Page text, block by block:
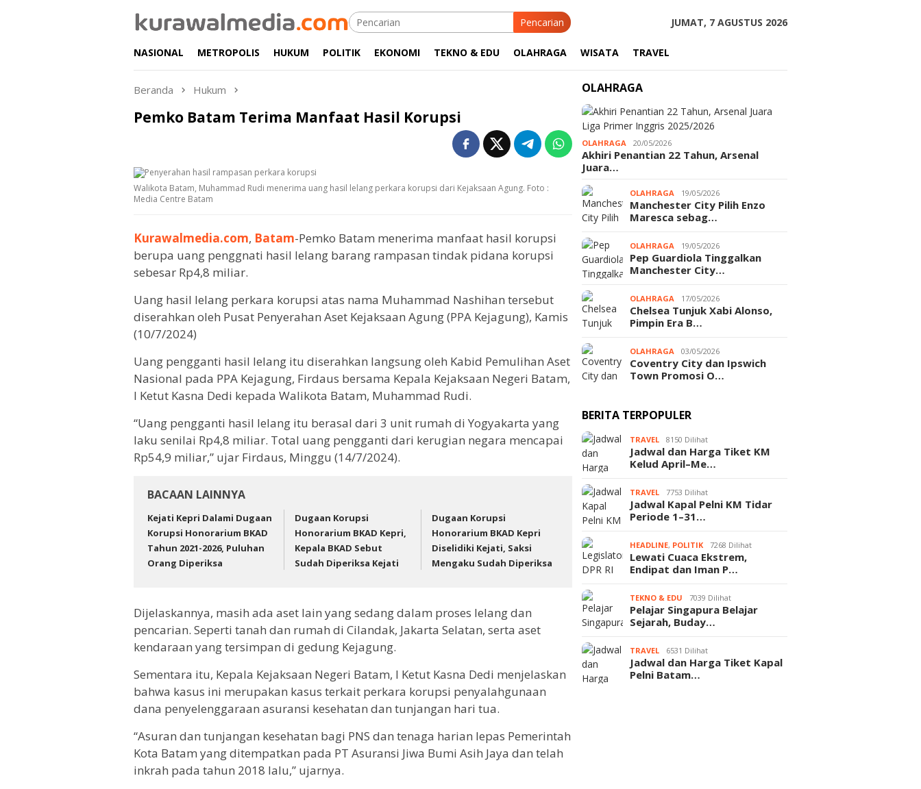
Pencarian JUMAT, 7 AGUSTUS 2026
NASIONAL METROPOLIS HUKUM POLITIK EKONOMI TEKNO & EDU OLAHRAGA WISATA TRAVEL
Beranda Hukum
Pemko Batam Terima Manfaat Hasil Korupsi
Walikota Batam, Muhammad Rudi menerima uang hasil lelang perkara korupsi dari Kejaksaan Agung. Foto :
Media Centre Batam
Kurawalmedia.com, Batam-Pemko Batam menerima manfaat hasil korupsi
berupa uang penggnati hasil lelang barang rampasan tindak pidana korupsi
sebesar Rp4,8 miliar.
Uang hasil lelang perkara korupsi atas nama Muhammad Nashihan tersebut
diserahkan oleh Pusat Penyerahan Aset Kejaksaan Agung (PPA Kejagung), Kamis
(10/7/2024)
Uang pengganti hasil lelang itu diserahkan langsung oleh Kabid Pemulihan Aset
Nasional pada PPA Kejagung, Firdaus bersama Kepala Kejaksaan Negeri Batam,
I Ketut Kasna Dedi kepada Walikota Batam, Muhammad Rudi.
“Uang pengganti hasil lelang itu berasal dari 3 unit rumah di Yogyakarta yang
laku senilai Rp4,8 miliar. Total uang pengganti dari kerugian negara mencapai
Rp54,9 miliar,” ujar Firdaus, Minggu (14/7/2024).
BACAAN LAINNYA
Kejati Kepri Dalami Dugaan
Korupsi Honorarium BKAD
Tahun 2021-2026, Puluhan
Orang Diperiksa
Dugaan Korupsi
Honorarium BKAD Kepri,
Kepala BKAD Sebut
Sudah Diperiksa Kejati
Dugaan Korupsi
Honorarium BKAD Kepri
Diselidiki Kejati, Saksi
Mengaku Sudah Diperiksa
Dijelaskannya, masih ada aset lain yang sedang dalam proses lelang dan
pencarian. Seperti tanah dan rumah di Cilandak, Jakarta Selatan, serta aset
kendaraan yang tersimpan di gedung Kejagung.
Sementara itu, Kepala Kejaksaan Negeri Batam, I Ketut Kasna Dedi menjelaskan
bahwa kasus ini merupakan kasus terkait perkara korupsi penyalahgunaan
dana penyelenggaraan asuransi kesehatan dan tunjangan hari tua.
“Asuran dan tunjangan kesehatan bagi PNS dan tenaga harian lepas Pemerintah
Kota Batam yang ditempatkan pada PT Asuransi Jiwa Bumi Asih Jaya dan telah
inkrah pada tahun 2018 lalu,” ujarnya.
OLAHRAGA
OLAHRAGA 20/05/2026
Akhiri Penantian 22 Tahun, Arsenal
Juara…
OLAHRAGA 19/05/2026
Manchester City Pilih Enzo
Maresca sebag…
OLAHRAGA 19/05/2026
Pep Guardiola Tinggalkan
Manchester City…
OLAHRAGA 17/05/2026
Chelsea Tunjuk Xabi Alonso,
Pimpin Era B…
OLAHRAGA 03/05/2026
Coventry City dan Ipswich
Town Promosi O…
BERITA TERPOPULER
TRAVEL 8150 Dilihat
Jadwal dan Harga Tiket KM
Kelud April–Me…
TRAVEL 7753 Dilihat
Jadwal Kapal Pelni KM Tidar
Periode 1–31…
HEADLINE, POLITIK 7268 Dilihat
Lewati Cuaca Ekstrem,
Endipat dan Iman P…
TEKNO & EDU 7039 Dilihat
Pelajar Singapura Belajar
Sejarah, Buday…
TRAVEL 6531 Dilihat
Jadwal dan Harga Tiket Kapal
Pelni Batam…